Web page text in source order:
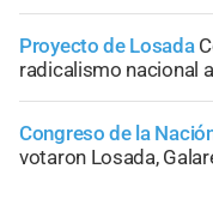
Proyecto de Losada
radicalismo nacional
Congreso de la
votaron Losada,